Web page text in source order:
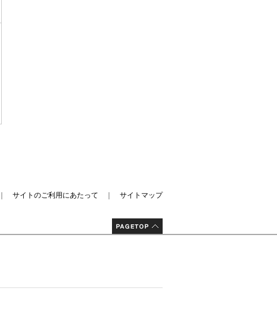
サイトのご利用にあたって サイトマップ